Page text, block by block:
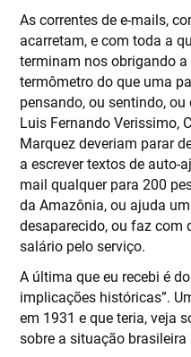
As correntes de e-mails,
acarretam, e com toda a
terminam nos obrigando a
termômetro do que uma
pensando, ou sentindo,
Luis Fernando Verissimo,
Marquez deveriam parar
a escrever textos de auto-
mail qualquer para 200
da Amazônia, ou ajuda
desaparecido, ou faz com
salário pelo serviço.
A última que eu recebi é
implicações históricas”.
em 1931 e que teria, veja
sobre a situação brasileira